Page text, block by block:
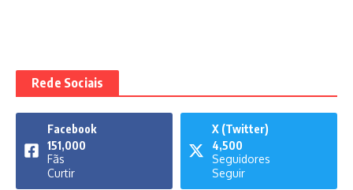
Rede Sociais
Facebook
151,000
Fãs
Curtir
X (Twitter)
4,500
Seguidores
Seguir